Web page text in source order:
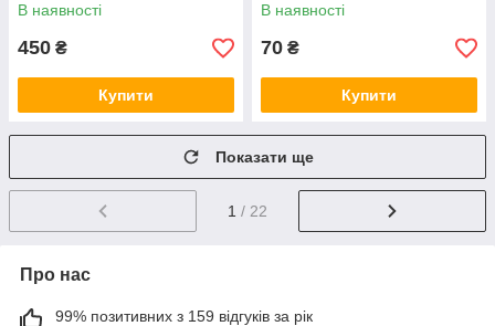
В наявності
450 ₴
Купити
В наявності
70 ₴
Купити
Показати ще
1 / 22
Про нас
99% позитивних з 159 відгуків за рік